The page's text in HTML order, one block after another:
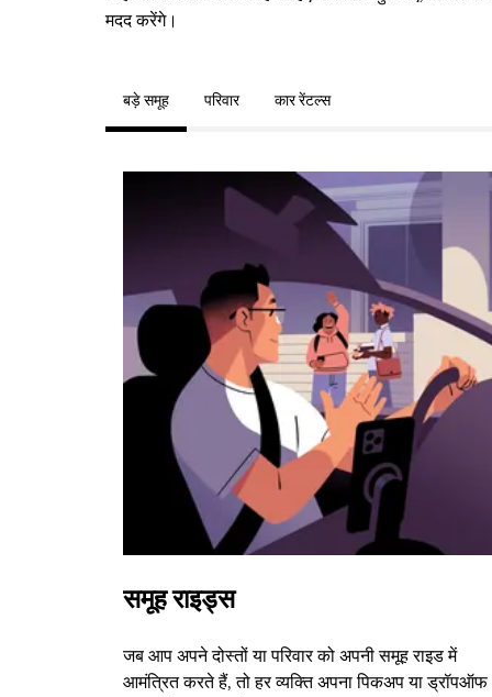
मदद करेंगे।
बड़े समूह परिवार कार रेंटल्स
समूह राइड्स
जब आप अपने दोस्तों या परिवार को अपनी समूह राइड में
आमंत्रित करते हैं, तो हर व्यक्ति अपना पिकअप या ड्रॉपऑफ